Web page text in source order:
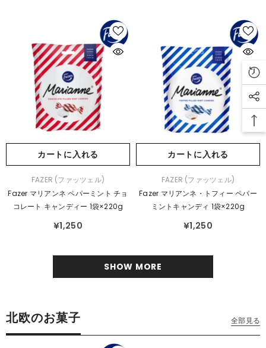
カートに入れる
売
元：
FAZER (ファッツェル)
Fazer マリアンネ ペパーミント チョ
コレート キャンディー 1袋×220g
¥1,250
カートに入れる
売
FAZER (ファッツェル)
Fazer マリアンネ・トフィー ペパー
ミントキャンディ 1袋×220g
¥1,250
SHOW MORE
北欧のお菓子 全部見る